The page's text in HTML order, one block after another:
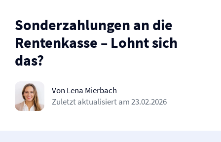
Sonderzahlungen an die
Rentenkasse – Lohnt sich
das?
Von Lena Mierbach
Zuletzt aktualisiert am23.02.2026